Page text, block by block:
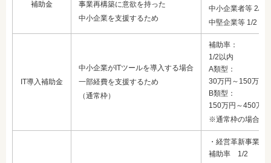
補助金
事業再構築に意欲を持った
中小企業を支援するため
中小企業者等 2/3
中堅企業等 1/2 な
IT導入補助金
中小企業がITツールを導入する場合
一部経費を支援するため
（通常枠）
補助率：
1/2以内
A類型：
30万円～150万円
B類型：
150万円～450万
※通常枠の場合
・経営革新事業：
補助率 1/2